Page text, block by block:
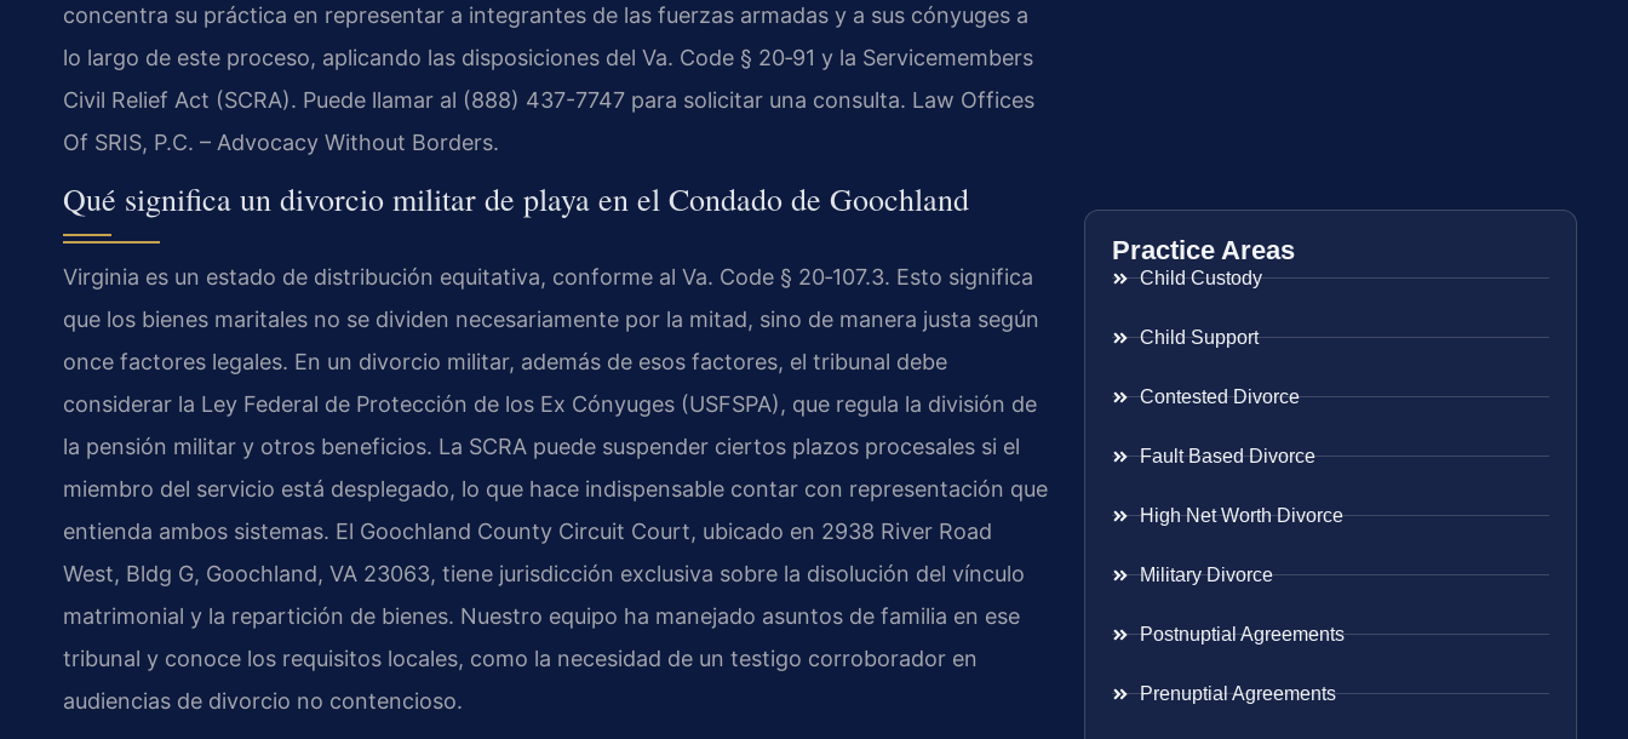
concentra su práctica en representar a integrantes de las fuerzas armadas y a sus cónyuges a
lo largo de este proceso, aplicando las disposiciones del Va. Code § 20‑91 y la Servicemembers
Civil Relief Act (SCRA). Puede llamar al (888) 437-7747 para solicitar una consulta. Law Offices
Of SRIS, P.C. – Advocacy Without Borders.
Qué significa un divorcio militar de playa en el Condado de Goochland
Virginia es un estado de distribución equitativa, conforme al Va. Code § 20‑107.3. Esto significa
que los bienes maritales no se dividen necesariamente por la mitad, sino de manera justa según
once factores legales. En un divorcio militar, además de esos factores, el tribunal debe
considerar la Ley Federal de Protección de los Ex Cónyuges (USFSPA), que regula la división de
la pensión militar y otros beneficios. La SCRA puede suspender ciertos plazos procesales si el
miembro del servicio está desplegado, lo que hace indispensable contar con representación que
entienda ambos sistemas. El Goochland County Circuit Court, ubicado en 2938 River Road
West, Bldg G, Goochland, VA 23063, tiene jurisdicción exclusiva sobre la disolución del vínculo
matrimonial y la repartición de bienes. Nuestro equipo ha manejado asuntos de familia en ese
tribunal y conoce los requisitos locales, como la necesidad de un testigo corroborador en
audiencias de divorcio no contencioso.
Practice Areas
Child Custody
Child Support
Contested Divorce
Fault Based Divorce
High Net Worth Divorce
Military Divorce
Postnuptial Agreements
Prenuptial Agreements